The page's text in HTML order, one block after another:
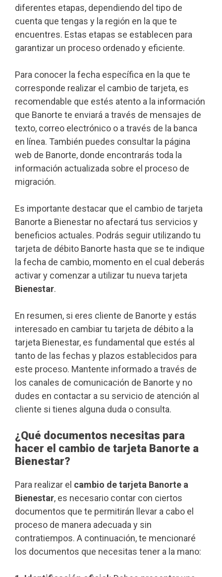
diferentes etapas, dependiendo del tipo de
cuenta que tengas y la región en la que te
encuentres. Estas etapas se establecen para
garantizar un proceso ordenado y eficiente.
Para conocer la fecha específica en la que te
corresponde realizar el cambio de tarjeta, es
recomendable que estés atento a la información
que Banorte te enviará a través de mensajes de
texto, correo electrónico o a través de la banca
en línea. También puedes consultar la página
web de Banorte, donde encontrarás toda la
información actualizada sobre el proceso de
migración.
Es importante destacar que el cambio de tarjeta
Banorte a Bienestar no afectará tus servicios y
beneficios actuales. Podrás seguir utilizando tu
tarjeta de débito Banorte hasta que se te indique
la fecha de cambio, momento en el cual deberás
activar y comenzar a utilizar tu nueva tarjeta
Bienestar.
En resumen, si eres cliente de Banorte y estás
interesado en cambiar tu tarjeta de débito a la
tarjeta Bienestar, es fundamental que estés al
tanto de las fechas y plazos establecidos para
este proceso. Mantente informado a través de
los canales de comunicación de Banorte y no
dudes en contactar a su servicio de atención al
cliente si tienes alguna duda o consulta.
¿Qué documentos necesitas para
hacer el cambio de tarjeta Banorte a
Bienestar?
Para realizar el cambio de tarjeta Banorte a
Bienestar, es necesario contar con ciertos
documentos que te permitirán llevar a cabo el
proceso de manera adecuada y sin
contratiempos. A continuación, te mencionaré
los documentos que necesitas tener a la mano: